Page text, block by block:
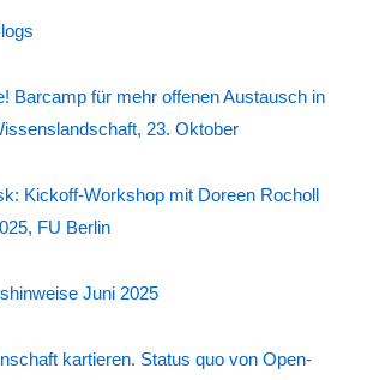
Barcamp für mehr offenen Austausch in
23. Oktober
Kickoff-Workshop mit Doreen Rocholl
FU Berlin
Juni 2025
kartieren. Status quo von Open-